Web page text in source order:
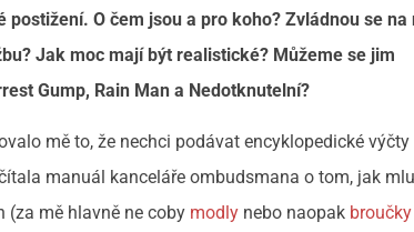
O čem jsou a pro koho? Zvládnou se na
Jak moc mají být realistické? Můžeme se jim
Gump, Rain Man a Nedotknutelní?
mě to, že nechci podávat encyklopedické výčty
manuál kanceláře ombudsmana o tom, jak
(za mě hlavně ne coby modly nebo naopak broučky